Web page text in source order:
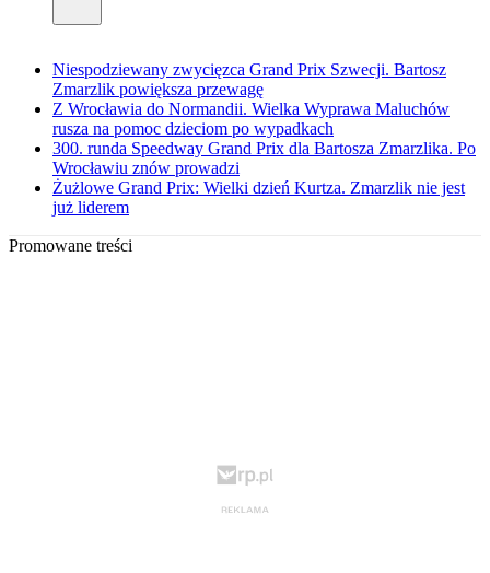
Niespodziewany zwycięzca Grand Prix Szwecji. Bartosz
Zmarzlik powiększa przewagę
Z Wrocławia do Normandii. Wielka Wyprawa Maluchów
rusza na pomoc dzieciom po wypadkach
300. runda Speedway Grand Prix dla Bartosza Zmarzlika. Po
Wrocławiu znów prowadzi
Żużlowe Grand Prix: Wielki dzień Kurtza. Zmarzlik nie jest
już liderem
Promowane treści